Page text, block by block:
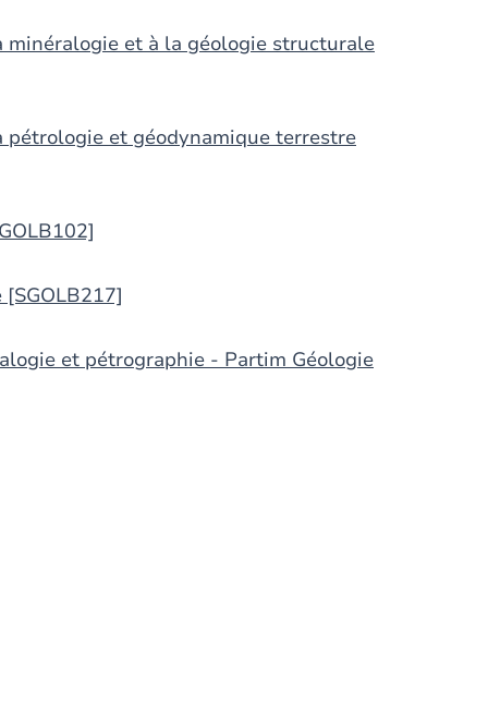
et à la géologie structurale
et géodynamique terrestre
et pétrographie - Partim Géologie